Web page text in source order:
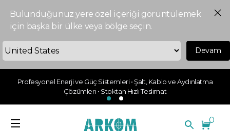
Bulunduğunuz yere özel içeriği görüntülemek
için başka bir ülke veya bölge seçin.
Devam
Profesyonel Enerji ve Güç Sistemleri • Şalt, Kablo ve Aydınlatma
Çözümleri • Stoktan Hızlı Teslimat
0